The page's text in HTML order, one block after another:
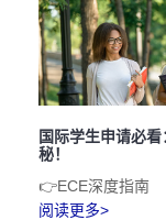
国际学生申请必
秘！
👉ECE深度指南
阅读更多>